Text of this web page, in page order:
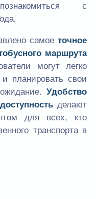
с
самоеточное
маршрута
могут легко
планировать свои
Удобство
делают
для всех, кто
транспорта в